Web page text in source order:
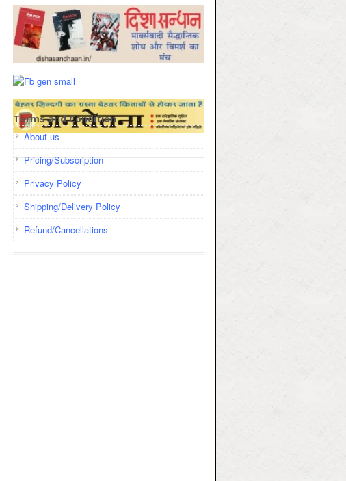
Terms and Condition
About us
Pricing/Subscription
Privacy Policy
Shipping/Delivery Policy
Refund/Cancellations